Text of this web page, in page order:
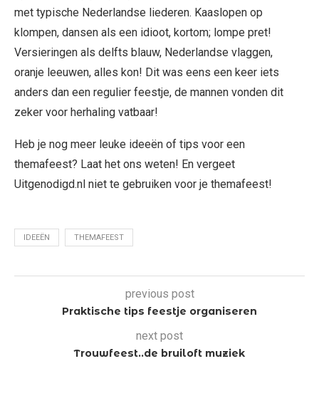
met typische Nederlandse liederen. Kaaslopen op
klompen, dansen als een idioot, kortom; lompe pret!
Versieringen als delfts blauw, Nederlandse vlaggen,
oranje leeuwen, alles kon! Dit was eens een keer iets
anders dan een regulier feestje, de mannen vonden dit
zeker voor herhaling vatbaar!
Heb je nog meer leuke ideeën of tips voor een
themafeest? Laat het ons weten! En vergeet
Uitgenodigd.nl niet te gebruiken voor je themafeest!
IDEEËN THEMAFEEST
previous post
Praktische tips feestje organiseren
next post
Trouwfeest..de bruiloft muziek